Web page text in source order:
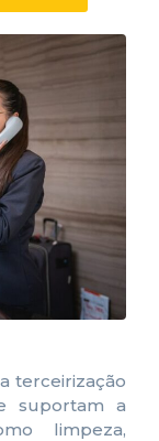
terceirização
suportam a
limpeza,